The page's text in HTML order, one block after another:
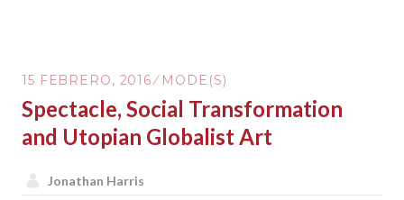
HISTOIRE
HORIZONTALE
DE
L’ART
15 FEBRERO, 2016 MODE(S)
Spectacle, Social Transformation
and Utopian Globalist Art
Jonathan Harris